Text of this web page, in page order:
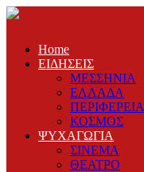
Home
ΕΙΔΗΣΕΙΣ
ΜΕΣΣΗΝΙΑ
ΕΛΛΑΔΑ
ΠΕΡΙΦΕΡΕΙΑ
ΚΟΣΜΟΣ
ΨΥΧΑΓΩΓΙΑ
ΣΙΝΕΜΑ
ΘΕΑΤΡΟ